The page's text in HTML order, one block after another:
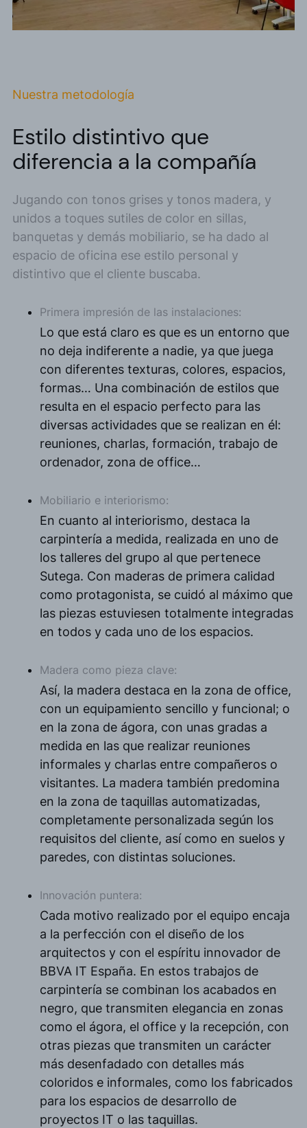
Nuestra metodología
Estilo distintivo que
diferencia a la compañía
Jugando con tonos grises y tonos madera, y
unidos a toques sutiles de color en sillas,
banquetas y demás mobiliario, se ha dado al
espacio de oficina ese estilo personal y
distintivo que el cliente buscaba.
Primera impresión de las instalaciones:
Lo que está claro es que es un entorno que
no deja indiferente a nadie, ya que juega
con diferentes texturas, colores, espacios,
formas… Una combinación de estilos que
resulta en el espacio perfecto para las
diversas actividades que se realizan en él:
reuniones, charlas, formación, trabajo de
ordenador, zona de office…
Mobiliario e interiorismo:
En cuanto al interiorismo, destaca la
carpintería a medida, realizada en uno de
los talleres del grupo al que pertenece
Sutega. Con maderas de primera calidad
como protagonista, se cuidó al máximo que
las piezas estuviesen totalmente integradas
en todos y cada uno de los espacios.
Madera como pieza clave:
Así, la madera destaca en la zona de office,
con un equipamiento sencillo y funcional; o
en la zona de ágora, con unas gradas a
medida en las que realizar reuniones
informales y charlas entre compañeros o
visitantes. La madera también predomina
en la zona de taquillas automatizadas,
completamente personalizada según los
requisitos del cliente, así como en suelos y
paredes, con distintas soluciones.
Innovación puntera:
Cada motivo realizado por el equipo encaja
a la perfección con el diseño de los
arquitectos y con el espíritu innovador de
BBVA IT España. En estos trabajos de
carpintería se combinan los acabados en
negro, que transmiten elegancia en zonas
como el ágora, el office y la recepción, con
otras piezas que transmiten un carácter
más desenfadado con detalles más
coloridos e informales, como los fabricados
para los espacios de desarrollo de
proyectos IT o las taquillas.